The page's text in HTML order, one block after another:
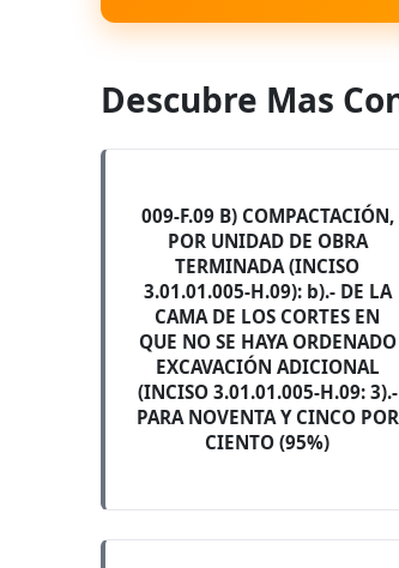
Descubre Mas
009-F.09 B) COMPACTACIÓN,
POR UNIDAD DE OBRA
TERMINADA (INCISO
3.01.01.005-H.09): b).- DE LA
CAMA DE LOS CORTES EN
QUE NO SE HAYA ORDENADO
EXCAVACIÓN ADICIONAL
(INCISO 3.01.01.005-H.09: 3).-
PARA NOVENTA Y CINCO POR
CIENTO (95%)